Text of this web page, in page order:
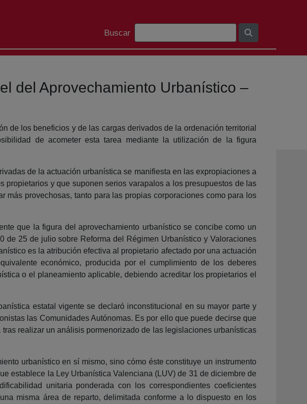
Barra de cerca
Buscar
del Aprovechamiento Urbanístico –
de los beneficios y de las cargas derivados de la ordenación territorial
de acometer esta tarea mediante la utilización de la figura
de la actuación urbanística se manifiesta en las expropiaciones a
propietarios y que suponen serios varapalos a los presupuestos de las
más provechosas, tanto para las propias corporaciones como para los
que la figura del aprovechamiento urbanístico se concibe como un
de 25 de julio sobre Reforma del Régimen Urbanístico y Valoraciones
es la atribución efectiva al propietario afectado por una actuación
económico, producida por el cumplimiento de los deberes
o el planeamiento aplicable, debiendo acreditar los propietarios el
estatal vigente se declaró inconstitucional en su mayor parte y
las Comunidades Autónomas. Es por ello que puede decirse que
realizar un análisis pormenorizado de las legislaciones urbanísticas
urbanístico en sí mismo, sino cómo éste constituye un instrumento
establece la Ley Urbanística Valenciana (LUV) de 31 de diciembre de
unitaria ponderada con los correspondientes coeficientes
misma área de reparto, delimitada conforme a lo dispuesto en los